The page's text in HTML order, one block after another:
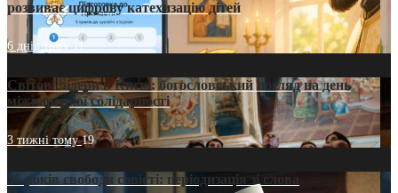
розвиває цифрову катехизацію дітей
6 днів тому11
Світові лідери в Києві: богословський погляд на день
міжнародної солідарності
3 тижні тому19
35 років свободи совісті: періодизація зі слова